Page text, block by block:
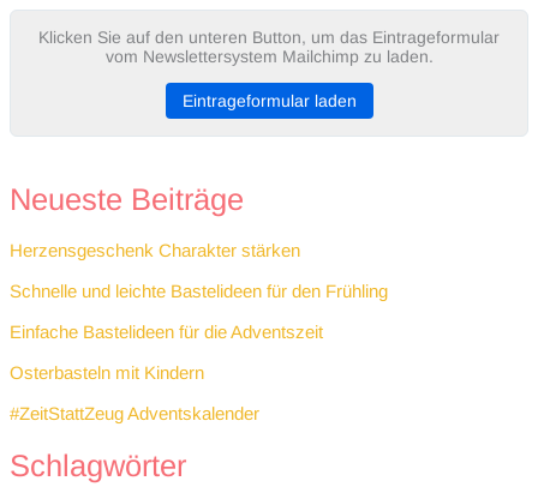
Klicken Sie auf den unteren Button, um das Eintrageformular
vom Newslettersystem Mailchimp zu laden.
Eintrageformular laden
Neueste Beiträge
Herzensgeschenk Charakter stärken
Schnelle und leichte Bastelideen für den Frühling
Einfache Bastelideen für die Adventszeit
Osterbasteln mit Kindern
#ZeitStattZeug Adventskalender
Schlagwörter